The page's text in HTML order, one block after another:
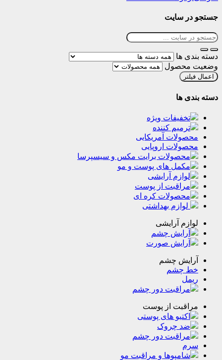
سایت
ها
ها
ویژه
کننده
آمریکایی
اروپایی
برایت مکس و سیسپرسا
های پوست‌ و مو
آرایشی
از پوست
کره ای
بهداشتی
آرایشی
چشم
صورت
چشم
چشم
دور چشم
از پوست
های پوستی
چروک
دور چشم
و مراقبت مو